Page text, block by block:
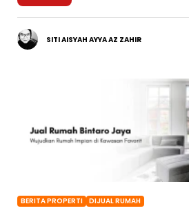
SITI AISYAH AYYA AZ ZAHIR
BERITA PROPERTI DIJUAL RUMAH